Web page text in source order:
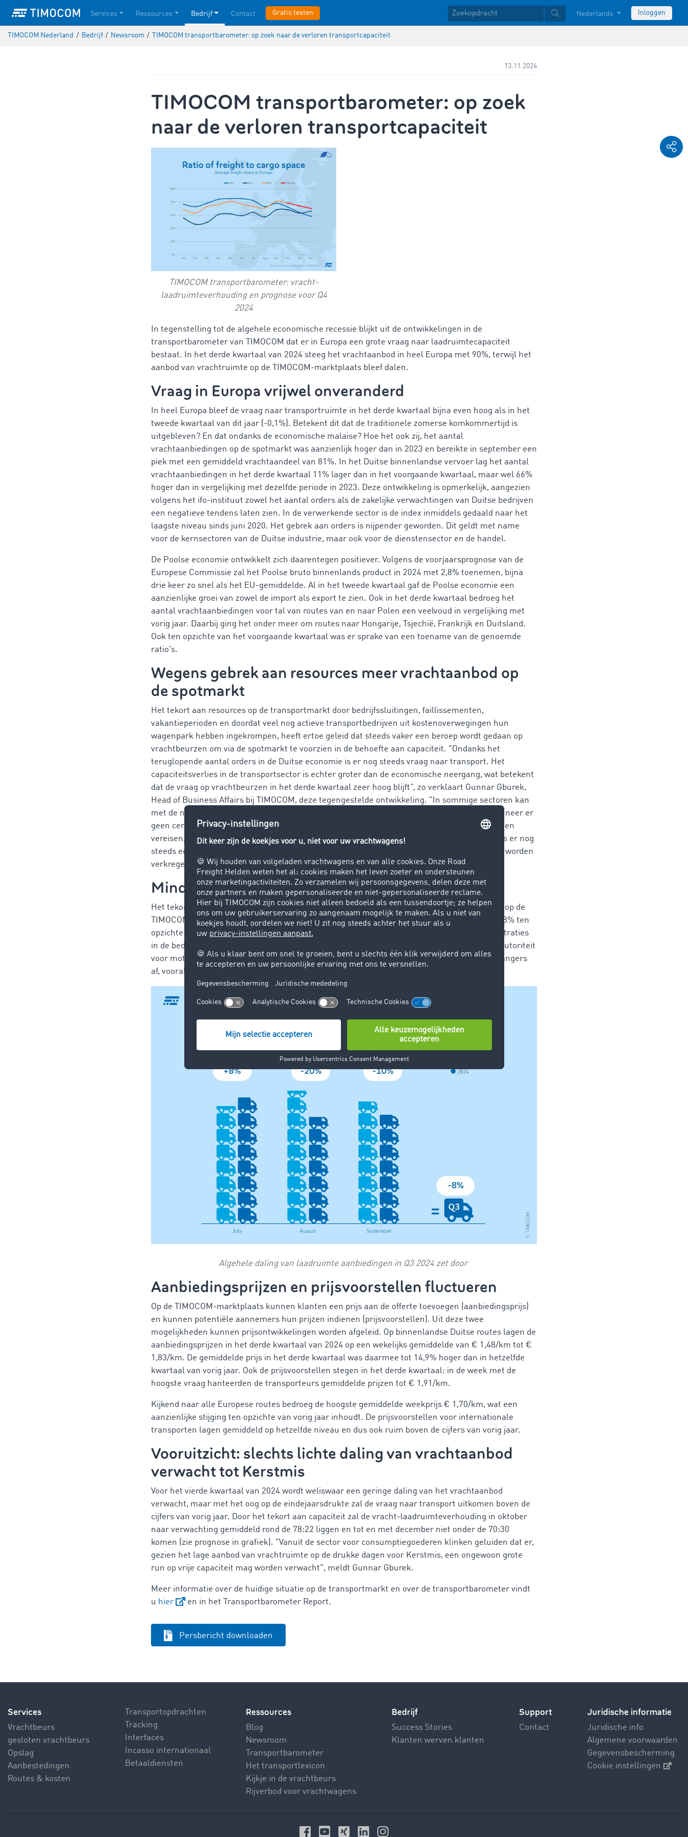
Services Ressources Bedrijf Contact Gratis testen Nederlands Inloggen
TIMOCOM Nederland / Bedrijf / Newsroom / TIMOCOM transportbarometer: op zoek naar de verloren transportcapaciteit
13.11.2024
TIMOCOM transportbarometer: op zoek
naar de verloren transportcapaciteit
TIMOCOM transportbarometer: vracht-
laadruimteverhouding en prognose voor Q4
2024
In tegenstelling tot de algehele economische recessie blijkt uit de ontwikkelingen in de
transportbarometer van TIMOCOM dat er in Europa een grote vraag naar laadruimtecapaciteit
bestaat. In het derde kwartaal van 2024 steeg het vrachtaanbod in heel Europa met 90%, terwijl het
aanbod van vrachtruimte op de TIMOCOM-marktplaats bleef dalen.
Vraag in Europa vrijwel onveranderd
In heel Europa bleef de vraag naar transportruimte in het derde kwartaal bijna even hoog als in het
tweede kwartaal van dit jaar (-0,1%). Betekent dit dat de traditionele zomerse komkommertijd is
uitgebleven? En dat ondanks de economische malaise? Hoe het ook zij, het aantal
vrachtaanbiedingen op de spotmarkt was aanzienlijk hoger dan in 2023 en bereikte in september een
piek met een gemiddeld vrachtaandeel van 81%. In het Duitse binnenlandse vervoer lag het aantal
vrachtaanbiedingen in het derde kwartaal 11% lager dan in het voorgaande kwartaal, maar wel 66%
hoger dan in vergelijking met dezelfde periode in 2023. Deze ontwikkeling is opmerkelijk, aangezien
volgens het ifo-instituut zowel het aantal orders als de zakelijke verwachtingen van Duitse bedrijven
een negatieve tendens laten zien. In de verwerkende sector is de index inmiddels gedaald naar het
laagste niveau sinds juni 2020. Het gebrek aan orders is nijpender geworden. Dit geldt met name
voor de kernsectoren van de Duitse industrie, maar ook voor de dienstensector en de handel.
De Poolse economie ontwikkelt zich daarentegen positiever. Volgens de voorjaarsprognose van de
Europese Commissie zal het Poolse bruto binnenlands product in 2024 met 2,8% toenemen, bijna
drie keer zo snel als het EU-gemiddelde. Al in het tweede kwartaal gaf de Poolse economie een
aanzienlijke groei van zowel de import als export te zien. Ook in het derde kwartaal bedroeg het
aantal vrachtaanbiedingen voor tal van routes van en naar Polen een veelvoud in vergelijking met
vorig jaar. Daarbij ging het onder meer om routes naar Hongarije, Tsjechië, Frankrijk en Duitsland.
Ook ten opzichte van het voorgaande kwartaal was er sprake van een toename van de genoemde
ratio's.
Wegens gebrek aan resources meer vrachtaanbod op
de spotmarkt
Het tekort aan resources op de transportmarkt door bedrijfssluitingen, faillissementen,
vakantieperioden en doordat veel nog actieve transportbedrijven uit kostenoverwegingen hun
wagenpark hebben ingekrompen, heeft ertoe geleid dat steeds vaker een beroep wordt gedaan op
vrachtbeurzen om via de spotmarkt te voorzien in de behoefte aan capaciteit. "Ondanks het
teruglopende aantal orders in de Duitse economie is er nog steeds vraag naar transport. Het
capaciteitsverlies in de transportsector is echter groter dan de economische neergang, wat betekent
dat de vraag op vrachtbeurzen in het derde kwartaal zeer hoog blijft”, zo verklaart Gunnar Gburek,
Head of Business Affairs bij TIMOCOM, deze tegengestelde ontwikkeling. "In sommige sectoren kan
met de nog beschikbare capaciteit aan de vraag naar laadruimte worden voldaan, vooral wanneer er
geen certificaten of speciale apparatuur nodig zijn. Maar in sectoren die speciale voorzieningen
vereisen, zoals koelinstallaties, coiltrailers, meeneemheftrucks of specifieke vergunningen, is er nog
steeds een groot tekort en kan extra capaciteit alleen met veel moeite of zelfs helemaal niet worden
verkregen."
Minder capaciteit en minder nieuwe voertuigen
Het tekort aan vrachtruimte wordt weerspiegeld door de afname van het laadruimte aanbod op de
TIMOCOM-marktplaats. In het derde kwartaal daalde het aantal aanbiedingen met in totaal 8% ten
opzichte van hetzelfde kwartaal van vorig jaar. Dit loopt parallel met het aantal nieuwe registraties
in de bedrijfsvoertuigensector in dezelfde periode. Volgens de cijfers van de Duitse federale autoriteit
voor motorvervoer (KBA) nam het aantal nieuw geregistreerde grote vrachtwagens en aanhangers
af, vooral als het ging om semi-trailers (juli -39,3%, augustus -69,5%, september -38,2%).
Algehele daling van laadruimte aanbiedingen in Q3 2024 zet door
Aanbiedingsprijzen en prijsvoorstellen fluctueren
Op de TIMOCOM-marktplaats kunnen klanten een prijs aan de offerte toevoegen (aanbiedingsprijs)
en kunnen potentiële aannemers hun prijzen indienen (prijsvoorstellen). Uit deze twee
mogelijkheden kunnen prijsontwikkelingen worden afgeleid. Op binnenlandse Duitse routes lagen de
aanbiedingsprijzen in het derde kwartaal van 2024 op een wekelijks gemiddelde van € 1,48/km tot €
1,83/km. De gemiddelde prijs in het derde kwartaal was daarmee tot 14,9% hoger dan in hetzelfde
kwartaal van vorig jaar. Ook de prijsvoorstellen stegen in het derde kwartaal: in de week met de
hoogste vraag hanteerden de transporteurs gemiddelde prijzen tot € 1,91/km.
Kijkend naar alle Europese routes bedroeg de hoogste gemiddelde weekprijs € 1,70/km, wat een
aanzienlijke stijging ten opzichte van vorig jaar inhoudt. De prijsvoorstellen voor internationale
transporten lagen gemiddeld op hetzelfde niveau en dus ook ruim boven de cijfers van vorig jaar.
Vooruitzicht: slechts lichte daling van vrachtaanbod
verwacht tot Kerstmis
Voor het vierde kwartaal van 2024 wordt weliswaar een geringe daling van het vrachtaanbod
verwacht, maar met het oog op de eindejaarsdrukte zal de vraag naar transport uitkomen boven de
cijfers van vorig jaar. Door het tekort aan capaciteit zal de vracht-laadruimteverhouding in oktober
naar verwachting gemiddeld rond de 78:22 liggen en tot en met december niet onder de 70:30
komen (zie prognose in grafiek). "Vanuit de sector voor consumptiegoederen klinken geluiden dat er,
gezien het lage aanbod van vrachtruimte op de drukke dagen voor Kerstmis, een ongewoon grote
run op vrije capaciteit mag worden verwacht", meldt Gunnar Gburek.
Meer informatie over de huidige situatie op de transportmarkt en over de transportbarometer vindt
u hier en in het Transportbarometer Report.
Persbericht downloaden
Services
Vrachtbeurs
gesloten vrachtbeurs
Opslag
Aanbestedingen
Routes & kosten
Transportopdrachten
Tracking
Interfaces
Incasso internationaal
Betaaldiensten
Ressources
Blog
Newsroom
Transportbarometer
Het transportlexicon
Kijkje in de vrachtbeurs
Rijverbod voor vrachtwagens
Bedrijf
Success Stories
Klanten werven klanten
Support
Contact
Juridische informatie
Juridische info
Algemene voorwaarden
Gegevensbescherming
Cookie instellingen